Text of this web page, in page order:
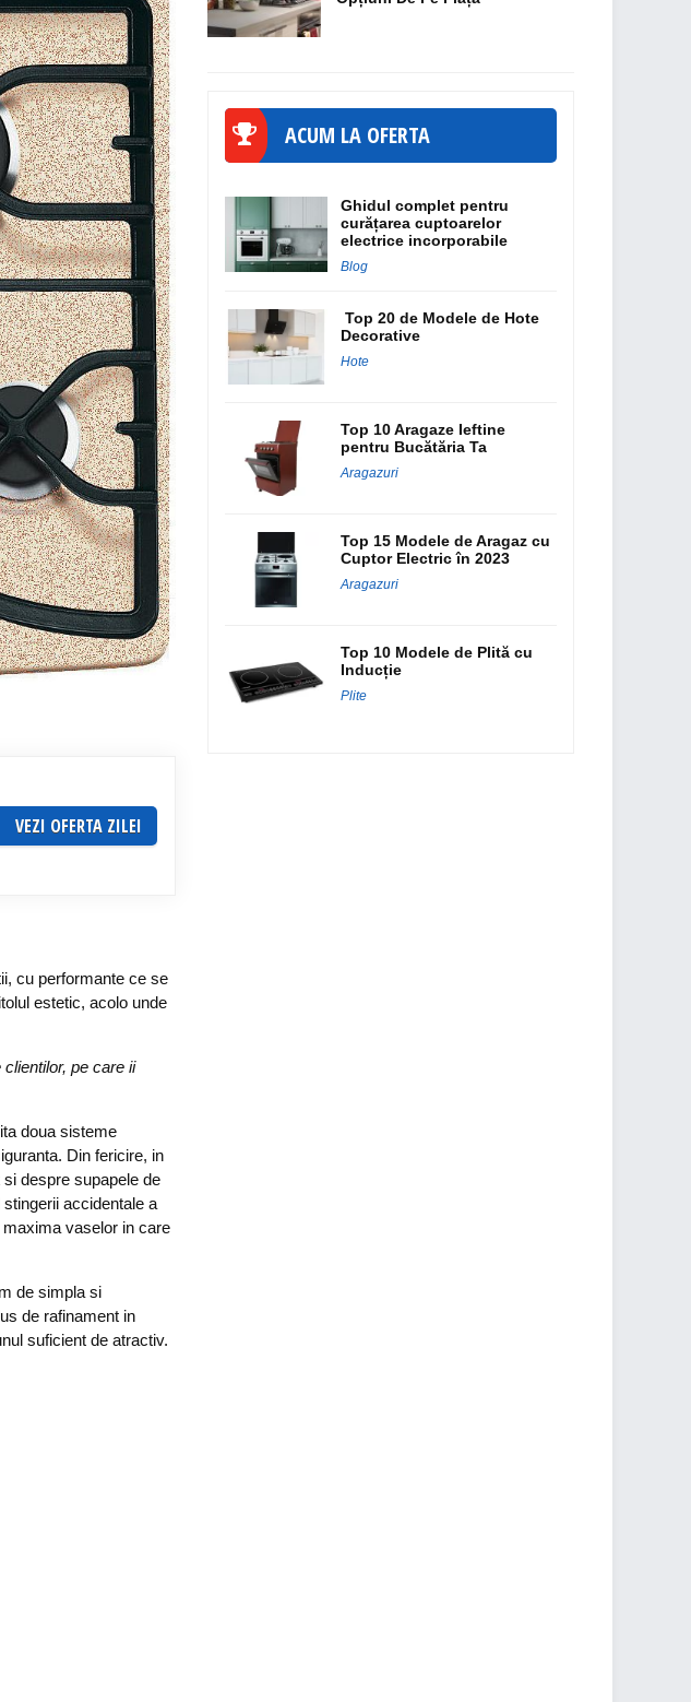
VEZI OFERTA ZILEI
cu performante ce se
estetic, acolo unde
pe care ii
doua sisteme
Din fericire, in
despre supapele de
accidentale a
vaselor in care
de simpla si
de rafinament in
suficient de atractiv.
ACUM LA OFERTA
Ghidul complet pentru
curățarea cuptoarelor
electrice incorporabile
Blog
Top 20 de Modele de Hote
Decorative
Hote
Top 10 Aragaze Ieftine
pentru Bucătăria Ta
Aragazuri
Top 15 Modele de Aragaz cu
Cuptor Electric în 2023
Aragazuri
Top 10 Modele de Plită cu
Inducție
Plite